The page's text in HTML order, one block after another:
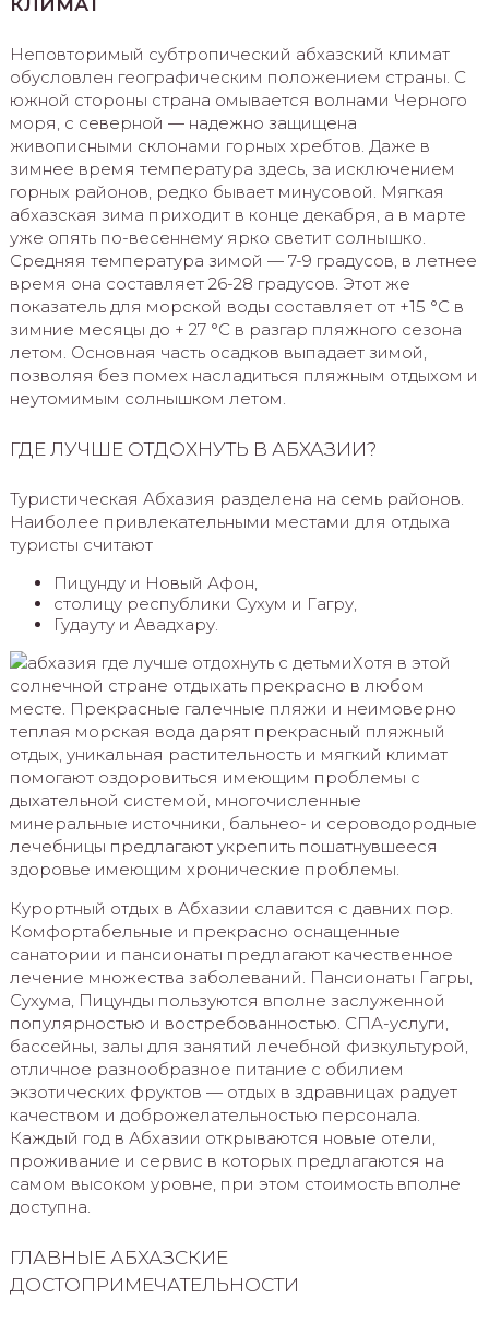
Неповторимый субтропический абхазский климат
обусловлен географическим положением страны. С
южной стороны страна омывается волнами Черного
моря, с северной — надежно защищена
живописными склонами горных хребтов. Даже в
зимнее время температура здесь, за исключением
горных районов, редко бывает минусовой. Мягкая
абхазская зима приходит в конце декабря, а в марте
уже опять по-весеннему ярко светит солнышко.
Средняя температура зимой — 7-9 градусов, в летнее
время она составляет 26-28 градусов. Этот же
показатель для морской воды составляет от +15 °C в
зимние месяцы до + 27 °C в разгар пляжного сезона
летом. Основная часть осадков выпадает зимой,
позволяя без помех насладиться пляжным отдыхом и
неутомимым солнышком летом.
ГДЕ ЛУЧШЕ ОТДОХНУТЬ В АБХАЗИИ?
Туристическая Абхазия разделена на семь районов.
Наиболее привлекательными местами для отдыха
туристы считают
Пицунду и Новый Афон,
столицу республики Сухум и Гагру,
Гудауту и Авадхару.
Хотя в этой
солнечной стране отдыхать прекрасно в любом
месте. Прекрасные галечные пляжи и неимоверно
теплая морская вода дарят прекрасный пляжный
отдых, уникальная растительность и мягкий климат
помогают оздоровиться имеющим проблемы с
дыхательной системой, многочисленные
минеральные источники, бальнео- и сероводородные
лечебницы предлагают укрепить пошатнувшееся
здоровье имеющим хронические проблемы.
Курортный отдых в Абхазии славится с давних пор.
Комфортабельные и прекрасно оснащенные
санатории и пансионаты предлагают качественное
лечение множества заболеваний. Пансионаты Гагры,
Сухума, Пицунды пользуются вполне заслуженной
популярностью и востребованностью. СПА-услуги,
бассейны, залы для занятий лечебной физкультурой,
отличное разнообразное питание с обилием
экзотических фруктов — отдых в здравницах радует
качеством и доброжелательностью персонала.
Каждый год в Абхазии открываются новые отели,
проживание и сервис в которых предлагаются на
самом высоком уровне, при этом стоимость вполне
доступна.
ГЛАВНЫЕ АБХАЗСКИЕ
ДОСТОПРИМЕЧАТЕЛЬНОСТИ